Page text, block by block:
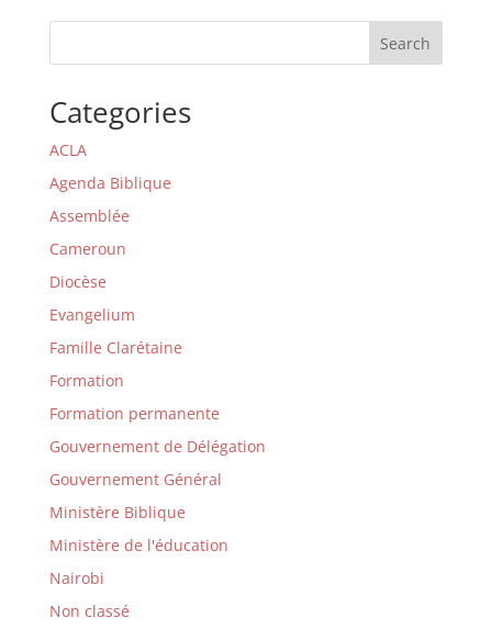
Search
Categories
ACLA
Agenda Biblique
Assemblée
Cameroun
Diocèse
Evangelium
Famille Clarétaine
Formation
Formation permanente
Gouvernement de Délégation
Gouvernement Général
Ministère Biblique
Ministère de l'éducation
Nairobi
Non classé